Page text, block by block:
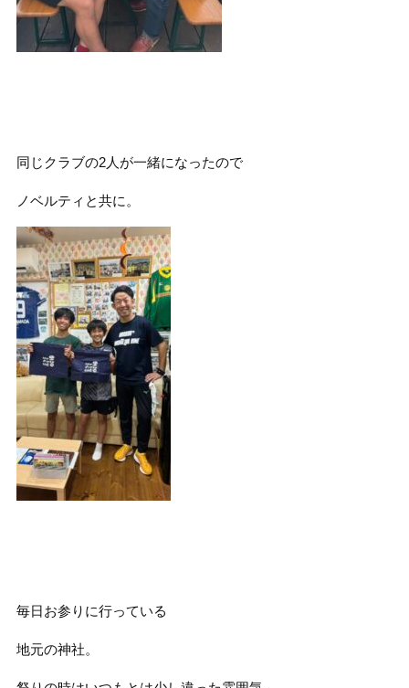
同じクラブの2人が一緒になったので
ノベルティと共に。
毎日お参りに行っている
地元の神社。